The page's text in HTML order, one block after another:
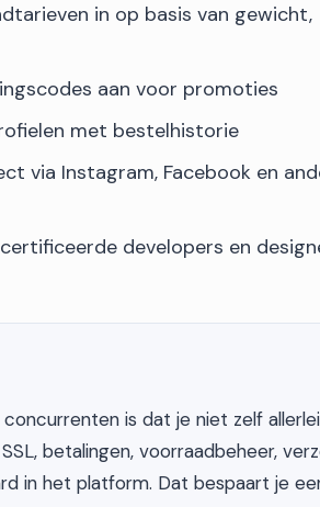
in op basis van gewicht,
aan voor promoties
met bestelhistorie
via Instagram, Facebook en
developers en
is dat je niet zelf
betalingen, voorraadbeheer,
in het platform. Dat bespaart je